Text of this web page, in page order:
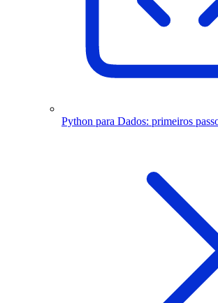
Python para Dados: primeiros